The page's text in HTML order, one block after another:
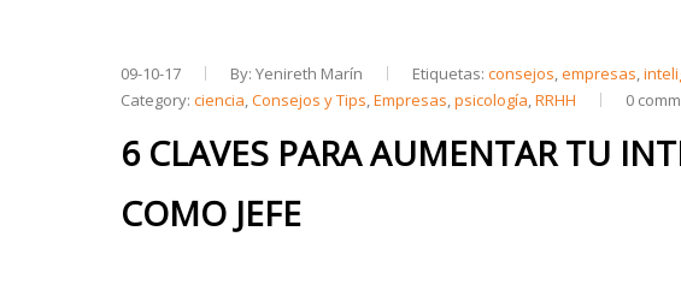
09-10-17 By: Yenireth Marín Etiquetas:consejos,empresas,
Category:ciencia,Consejos y Tips,Empresas,psicología,RRHH 0
6 CLAVES PARA AUMENTAR TU
COMO JEFE